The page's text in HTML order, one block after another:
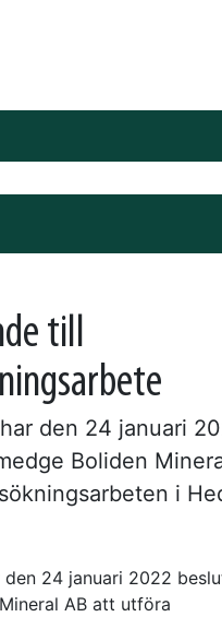
till
den 24 januari
Boliden
i
den 24 januari 2022
AB att utföra